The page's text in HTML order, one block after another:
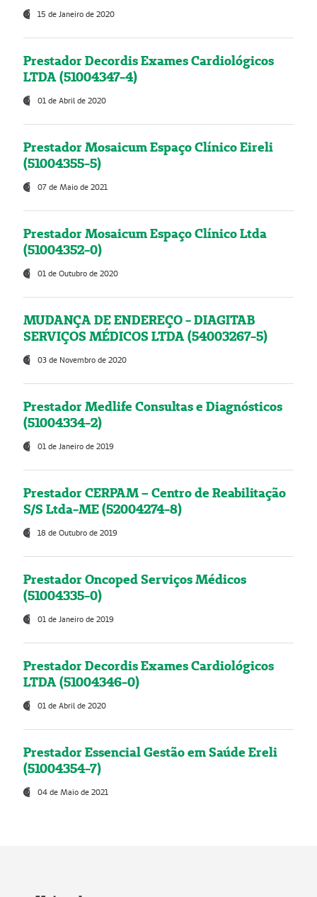
15 de Janeiro de 2020
Prestador Decordis Exames Cardiológicos
LTDA (51004347-4)
01 de Abril de 2020
Prestador Mosaicum Espaço Clínico Eireli
(51004355-5)
07 de Maio de 2021
Prestador Mosaicum Espaço Clínico Ltda
(51004352-0)
01 de Outubro de 2020
MUDANÇA DE ENDEREÇO - DIAGITAB
SERVIÇOS MÉDICOS LTDA (54003267-5)
03 de Novembro de 2020
Prestador Medlife Consultas e Diagnósticos
(51004334-2)
01 de Janeiro de 2019
Prestador CERPAM – Centro de Reabilitação
S/S Ltda-ME (52004274-8)
18 de Outubro de 2019
Prestador Oncoped Serviços Médicos
(51004335-0)
01 de Janeiro de 2019
Prestador Decordis Exames Cardiológicos
LTDA (51004346-0)
01 de Abril de 2020
Prestador Essencial Gestão em Saúde Ereli
(51004354-7)
04 de Maio de 2021